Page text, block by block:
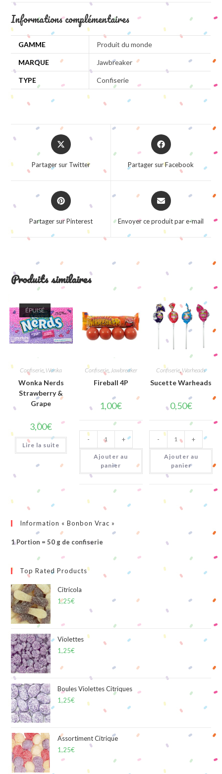
Informations complémentaires
GAMME Produit du monde
MARQUE Jawbreaker
TYPE Confiserie
Opens
in
new
Partager sur Twitter
Opens
in
Partager sur Facebook
Opens
in
window
Partager sur Pinterest
Opens
in
new
Envoyer ce produit par e-mail
Produits similaires
ÉPUISÉ
Confiserie Wonka
Wonka Nerds
Strawberry &
Grape
3,00€
Lire la suite
Confiserie, Jawbreaker
Fireball 4P
1,00€
quantité
de
Fireball
4P
- +
Ajouter au
panier
Confiserie,Warheads
Sucette Warheads
0,50€
quantité
de
Sucette
Warheads
- +
Ajouter au
panier
Information « Bonbon Vrac »
1 Portion = 50 g de confiserie
Top Rated Products
Citricola
1,25€
Violettes
1,25€
Boules Violettes Citriques
1,25€
Assortiment Citrique
1,25€